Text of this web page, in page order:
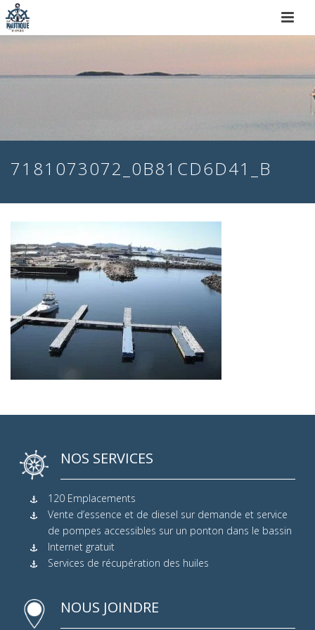
7181073072_0B81CD6D41_B
NOS SERVICES
120 Emplacements
Vente d’essence et de diesel sur demande et service
de pompes accessibles sur un ponton dans le bassin
Internet gratuit
Services de récupération des huiles
NOUS JOINDRE